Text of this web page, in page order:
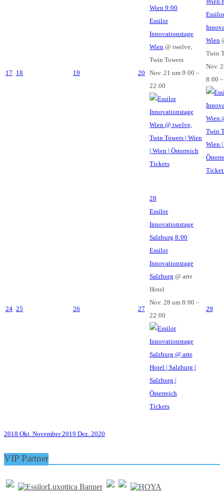
17 18 19 20
Wien 9:00
Essilor
Innovationstage
Wien @ twelve,
Twin Towers
Nov. 21 um 9:00 –
22:00
Tickets
Essilor
Wien
Twin
Nov.
8:00
24 25 26 27
28
Essilor
Innovationstage
Salzburg 8:00
Essilor
Innovationstage
Salzburg @ arte
Hotel
Nov. 28 um 8:00 –
22:00
Tickets
29
2018 Okt. November 2019 Dez. 2020
VIP Partner